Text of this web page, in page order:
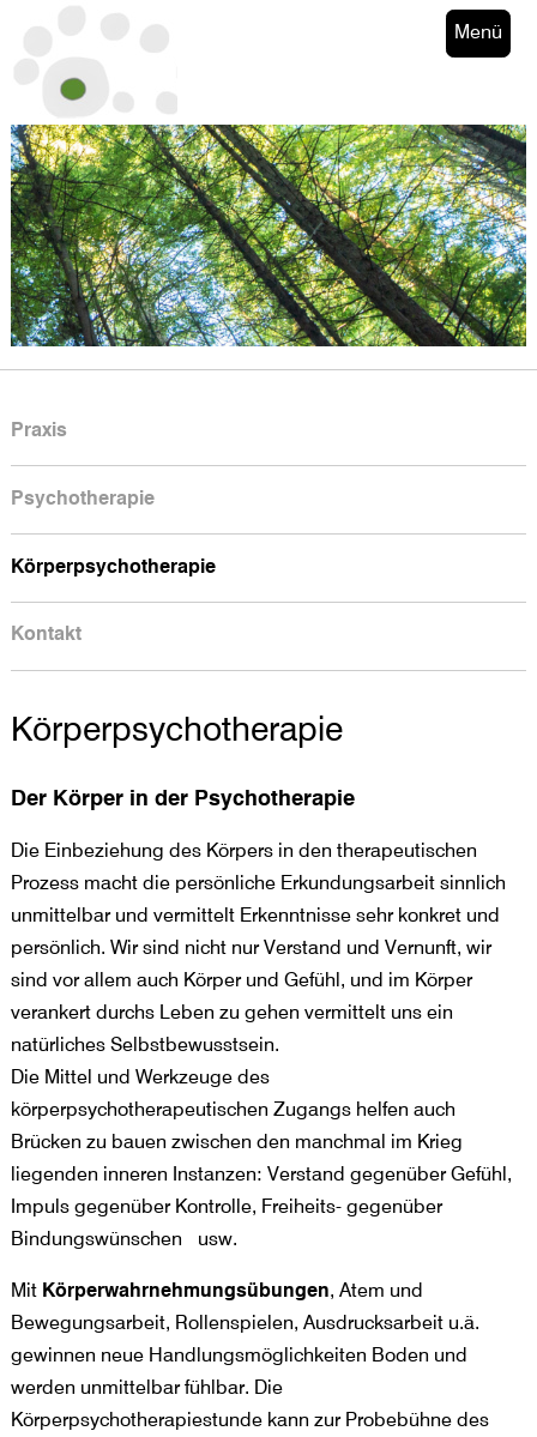
Menü
Praxis
Psychotherapie
Körperpsychotherapie
Kontakt
Körperpsychotherapie
Der Körper in der Psychotherapie
Die Einbeziehung des Körpers in den therapeutischen
Prozess macht die persönliche Erkundungsarbeit sinnlich
unmittelbar und vermittelt Erkenntnisse sehr konkret und
persönlich. Wir sind nicht nur Verstand und Vernunft, wir
sind vor allem auch Körper und Gefühl, und im Körper
verankert durchs Leben zu gehen vermittelt uns ein
natürliches Selbstbewusstsein.
Die Mittel und Werkzeuge des
körperpsychotherapeutischen Zugangs helfen auch
Brücken zu bauen zwischen den manchmal im Krieg
liegenden inneren Instanzen: Verstand gegenüber Gefühl,
Impuls gegenüber Kontrolle, Freiheits- gegenüber
Bindungswünschen usw.
Mit Körperwahrnehmungsübungen, Atem und
Bewegungsarbeit, Rollenspielen, Ausdrucksarbeit u.ä.
gewinnen neue Handlungsmöglichkeiten Boden und
werden unmittelbar fühlbar. Die
Körperpsychotherapiestunde kann zur Probebühne des